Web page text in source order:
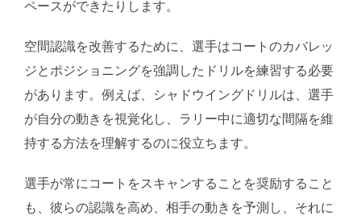
ペースができたりします。
空間認識を改善するために、選手はコートのカバレッ
ジとポジショニングを強調したドリルを練習する必要
があります。例えば、シャドウイングドリルは、選手
が自分の動きを視覚化し、ラリー中に適切な間隔を維
持する方法を理解するのに役立ちます。
選手が常にコートをスキャンすることを奨励すること
も、彼らの認識を高め、相手の動きを予測し、それに